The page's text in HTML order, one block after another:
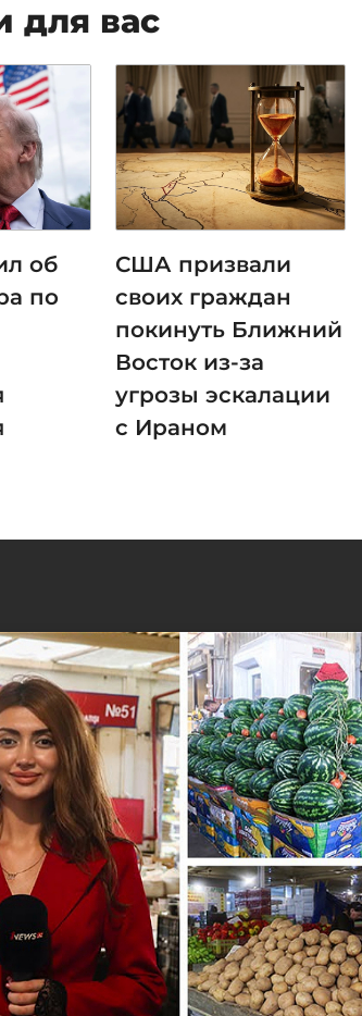
для вас
об
по
США призвали
своих граждан
покинуть Ближний
Восток из-за
угрозы эскалации
с Ираном